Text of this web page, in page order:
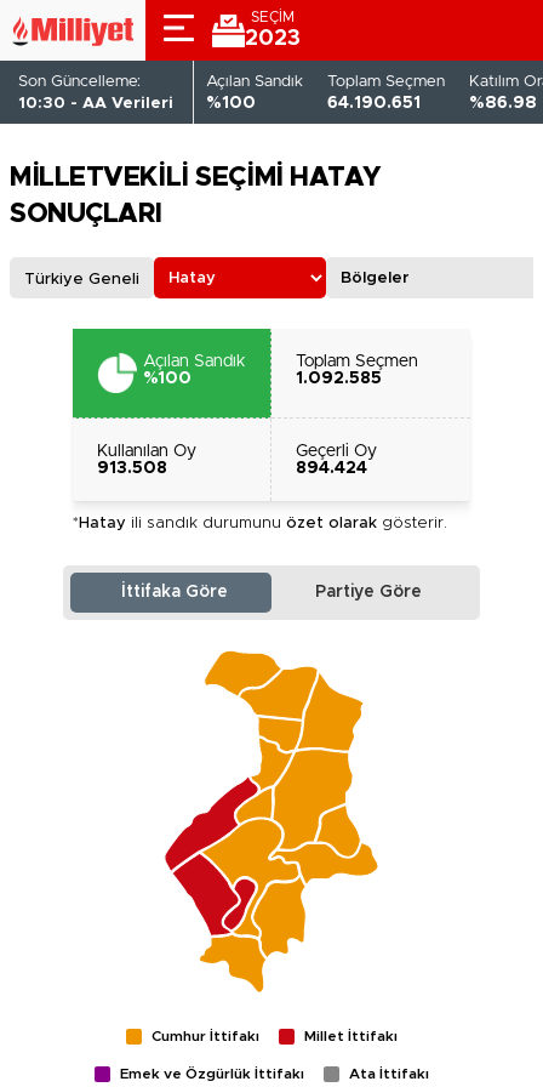
SEÇİM
2023
Son Güncelleme:
10:30 - AA Verileri
Açılan Sandık
%100
Toplam Seçmen
64.190.651
Katılım
%86.98
MİLLETVEKİLİ SEÇİMİ HATAY
SONUÇLARI
Türkiye Geneli
Açılan Sandık
%100
Toplam Seçmen
1.092.585
Kullanılan Oy
913.508
Geçerli Oy
894.424
* Hatay ili sandık durumunu özet olarak gösterir.
İttifaka Göre Partiye Göre
Cumhur İttifakı Millet İttifakı
Emek ve Özgürlük İttifakı Ata İttifakı